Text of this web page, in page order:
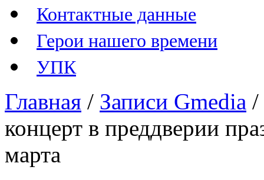
Контактные данные
Герои нашего времени
УПК
Главная / Записи Gmedia /
концерт в преддверии
марта